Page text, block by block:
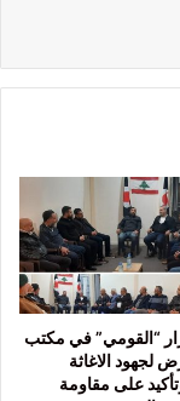
“القومي” في مكتب
لجهود الاغاثة
على مقاومة